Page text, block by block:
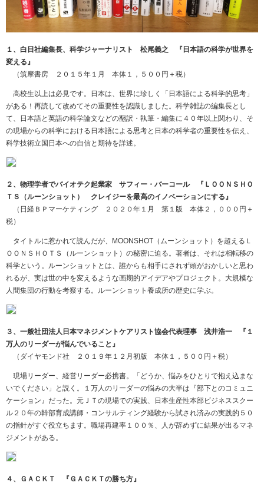
１、白日社編集長、科学ジャーナリスト 松尾義之 『日本語の科学が世界を
変える』
（筑摩書房 ２０１５年１月 本体１，５００円＋税）
高校生以上は必見です。日本は、世界に珍しく「日本語による科学的思考」
がある！再読して改めてその重要性を認識しました。科学雑誌の編集長とし
て、日本語と英語の科学論文などの翻訳・執筆・編集に４０年以上関わり、そ
の現場からの科学における日本語による思考と日本の科学者の重要性を伝え、
科学技術立国日本への自信と期待を詳述。
２、物理学者でバイオテク起業家 サフィー・バーコール 『ＬＯＯＮＳＨＯ
ＴＳ（ルーンショット） クレイジーを最高のイノベーションにする』
（日経ＢＰマーケティング ２０２０年１月 第１版 本体２，０００円＋
税）
タイトルに惹かれて読んだが、 MOONSHOT （ムーンショット）を超える Ｌ
ＯＯＮＳＨＯＴＳ
（ルーンショット）の秘密に迫る。著者は、それは相転移の
科学という。ルーンショットとは、誰からも相手にされず頭がおかしいと思わ
れるが、実は世の中を変えるような画期的アイデアやプロジェクト。大規模な
人間集団の行動を考察する。ルーンショット養成所の歴史に学ぶ。
３、一般社団法人日本マネジメントケアリスト協会代表理事 浅井浩一 『１
万人のリーダーが悩んでいること』
（ダイヤモンド社 ２０１９年１２月初版 本体１，５００円＋税）
現場リーダー、経営リーダー必携書。「どうか、悩みをひとりで抱え込まな
いでください」と説く。１万人のリーダーの悩みの大半は『部下とのコミュニ
ケーション』だった。元ＪＴの現場での実践、日本生産性本部ビジネススクー
ル２０年の幹部育成講師・コンサルティング経験から試され済みの実践的５０
の指針がすぐ役立ちます。職場再建率１００％、人が辞めずに結果が出るマネ
ジメントがある。
４、ＧＡＣＫＴ 『ＧＡＣＫＴの勝ち方』